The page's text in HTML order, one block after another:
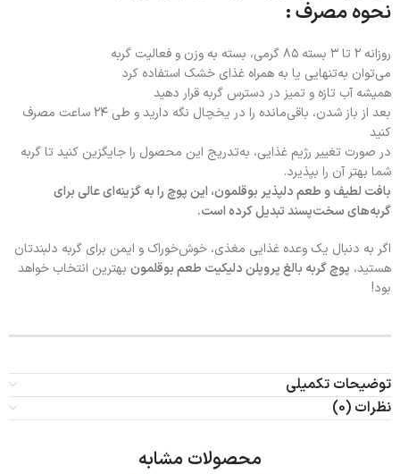
نحوه مصرف :
روزانه ۲ تا ۳ بسته ۸۵ گرمی، بسته به وزن و فعالیت گربه
می‌توان به‌تنهایی یا به همراه غذای خشک استفاده کرد
همیشه آب تازه و تمیز در دسترس گربه قرار دهید
بعد از باز شدن، باقی‌مانده را در یخچال نگه دارید و طی ۲۴ ساعت مصرف
کنید
در صورت تغییر رژیم غذایی، به‌تدریج این محصول را جایگزین کنید تا گربه
شما بهتر آن را بپذیرد.
بافت لطیف و طعم دلپذیر بوقلمون، این پوچ را به گزینه‌ای عالی برای
گربه‌های سخت‌پسند تبدیل کرده است.
اگر به دنبال یک وعده غذایی مغذی، خوش‌خوراک و ایمن برای گربه دلبندتان
هستید، پوچ گربه بالغ پروپلن دلیکیت طعم بوقلمون بهترین انتخاب خواهد
بود!
توضیحات تکمیلی
نظرات (0)
محصولات مشابه